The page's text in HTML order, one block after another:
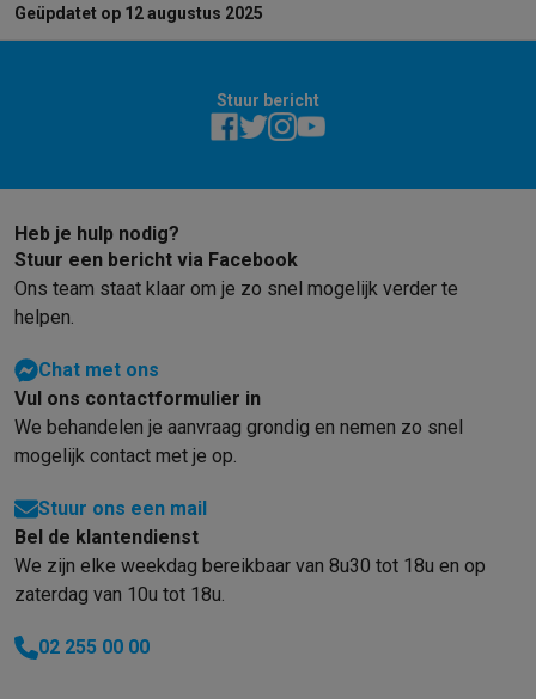
Geüpdatet op 12 augustus 2025
Stuur bericht
Heb je hulp nodig?
Stuur een bericht via Facebook
Ons team staat klaar om je zo snel mogelijk verder te
helpen.
Chat met ons
Vul ons contactformulier in
We behandelen je aanvraag grondig en nemen zo snel
mogelijk contact met je op.
Stuur ons een mail
Bel de klantendienst
We zijn elke weekdag bereikbaar van 8u30 tot 18u en op
zaterdag van 10u tot 18u.
02 255 00 00